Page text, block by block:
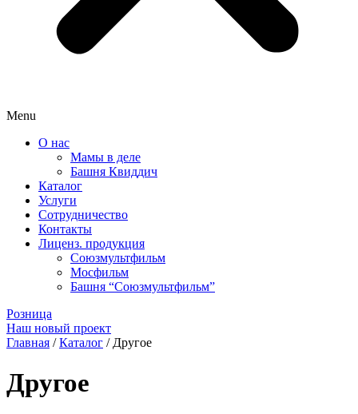
Menu
О нас
Мамы в деле
Башня Квиддич
Каталог
Услуги
Сотрудничество
Контакты
Лиценз. продукция
Союзмультфильм
Мосфильм
Башня “Союзмультфильм”
Розница
Наш новый проект
Главная /Каталог / Другое
Другое